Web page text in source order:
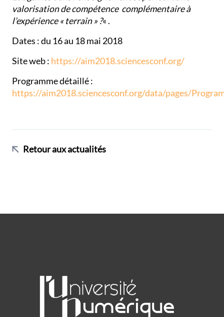
valorisation de compétence complémentaire à
l’expérience « terrain » ?« .
Dates : du 16 au 18 mai 2018
Site web : https://aim2018.sciencesconf.org/
Programme détaillé :
https://aim2018.sciencesconf.org/data/pages/
Retour aux actualités